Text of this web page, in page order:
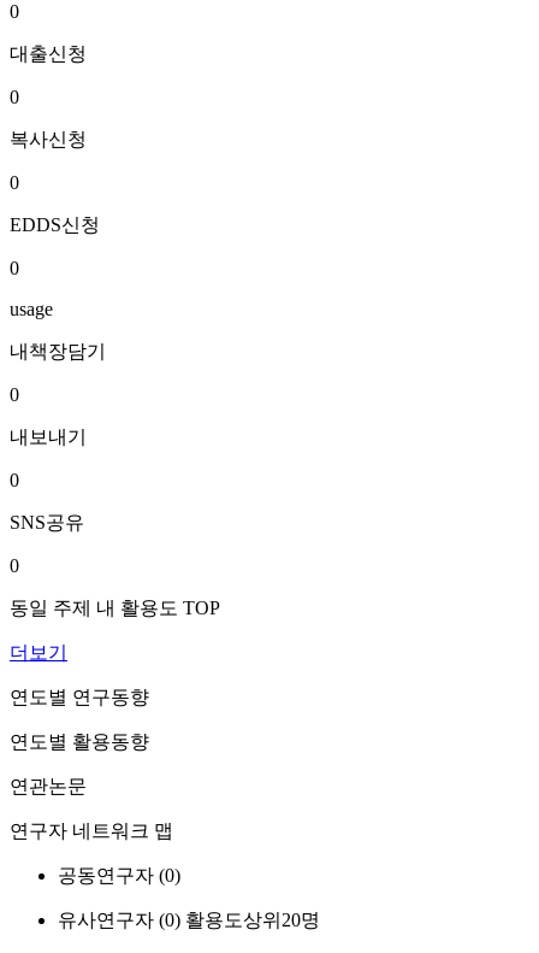
0
대출신청
0
복사신청
0
EDDS신청
0
usage
내책장담기
0
내보내기
0
SNS공유
0
동일 주제 내 활용도 TOP
더보기
연도별 연구동향
연도별 활용동향
연관논문
연구자 네트워크 맵
공동연구자 (0)
유사연구자 (0) 활용도상위20명